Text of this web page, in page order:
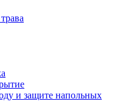
и защите напольных